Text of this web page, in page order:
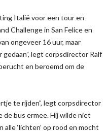
Italië voor een tour en
Challenge in San Felice en
ongeveer 16 uur, maar
legt corpsdirector Ralf
en beroemd om de
te rijden”, legt corpsdirector
de bus ermee. Hij wilde niet
‘lichten’ op rood en mocht